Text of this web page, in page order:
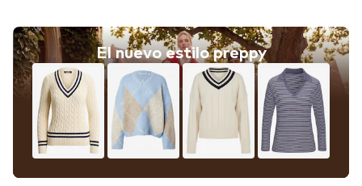
El nuevo estilo preppy